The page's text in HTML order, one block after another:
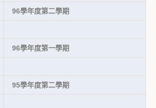
96學年度第二學期
96學年度第一學期
95學年度第二學期